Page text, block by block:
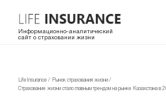
Информационно-аналитический
сайт о страховании жизни
LifeInsurance / Рынок страхования жизни /
Страхование жизни стало главным трендом на рынке Казахстана в